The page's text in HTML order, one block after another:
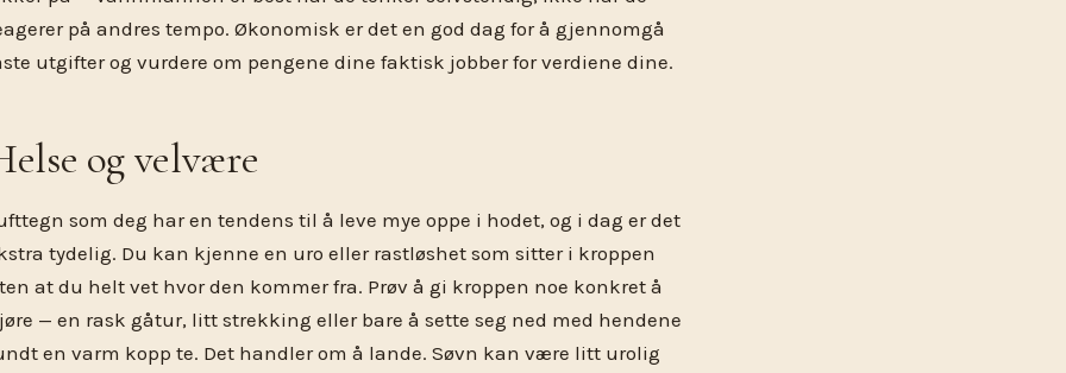
på andres tempo. Økonomisk er det en god dag for å gjennomgå
utgifter og vurdere om pengene dine faktisk jobber for verdiene dine.
og velvære
som deg har en tendens til å leve mye oppe i hodet, og i dag er det
tydelig. Du kan kjenne en uro eller rastløshet som sitter i kroppen
at du helt vet hvor den kommer fra. Prøv å gi kroppen noe konkret å
— en rask gåtur, litt strekking eller bare å sette seg ned med hendene
en varm kopp te. Det handler om å lande. Søvn kan være litt urolig